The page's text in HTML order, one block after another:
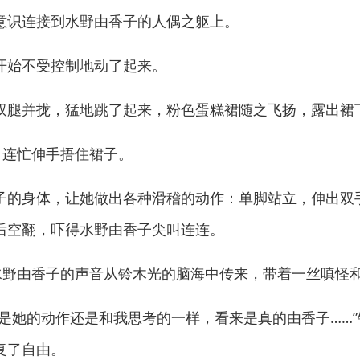
接到水野由香子的人偶之躯上。
受控制地动了起来。
拢，猛地跳了起来，粉色蛋糕裙随之飞扬，露出裙
伸手捂住裙子。
体，让她做出各种滑稽的动作：单脚站立，伸出双
翻，吓得水野由香子尖叫连连。
香子的声音从铃木光的脑海中传来，带着一丝嗔怪
的动作还是和我思考的一样，看来是真的由香子……”
自由。